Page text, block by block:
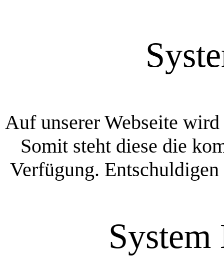
Auf unserer Webseite
Somit steht diese die
Verfügung.
System